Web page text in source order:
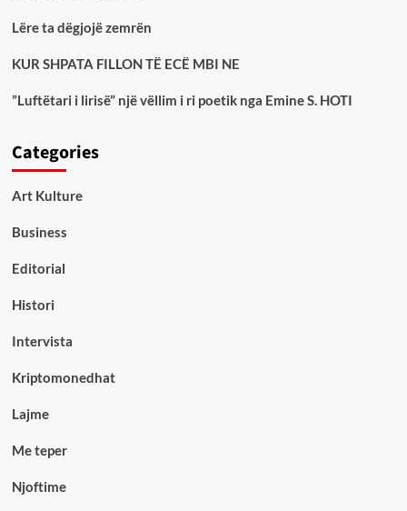
Lëre ta dëgjojë zemrën
KUR SHPATA FILLON TË ECË MBI NE
”Luftëtari i lirisë” një vëllim i ri poetik nga Emine S. HOTI
Categories
Art Kulture
Business
Editorial
Histori
Intervista
Kriptomonedhat
Lajme
Me teper
Njoftime